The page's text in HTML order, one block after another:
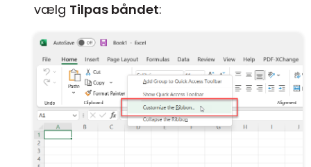
vælg Tilpas båndet: